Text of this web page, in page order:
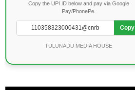
Copy the UPI ID below and pay via Google
Pay/PhonePe.
Copy
TULUNADU MEDIA HOUSE